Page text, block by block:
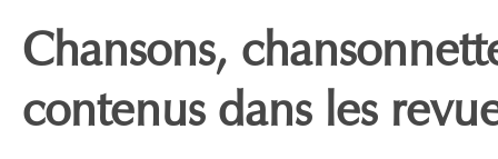
Chansons,
contenus dans les